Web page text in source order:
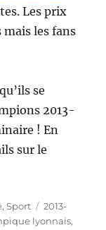
Les prix
les fans
se
2013-
! En
sur le
,Sport Étiquettes
2013-
lyonnais,